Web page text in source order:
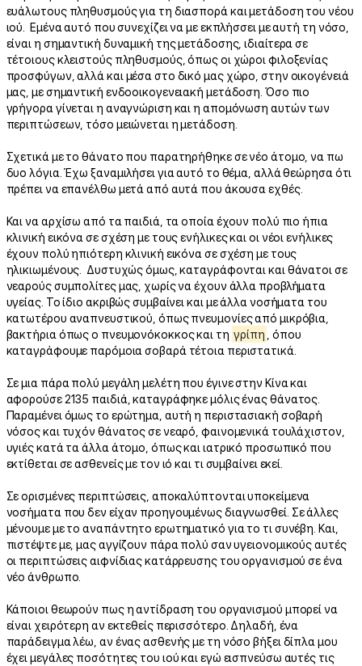
ευάλωτους πληθυσμούς για τη διασπορά και μετάδοση του νέου
ιού. Εμένα αυτό που συνεχίζει να με εκπλήσσει με αυτή τη νόσο,
είναι η σημαντική δυναμική της μετάδοσης, ιδιαίτερα σε
τέτοιους κλειστούς πληθυσμούς, όπως οι χώροι φιλοξενίας
προσφύγων, αλλά και μέσα στο δικό μας χώρο, στην οικογένειά
μας, με σημαντική ενδοοικογενειακή μετάδοση. Όσο πιο
γρήγορα γίνεται η αναγνώριση και η απομόνωση αυτών των
περιπτώσεων, τόσο μειώνεται η μετάδοση.
Σχετικά με το θάνατο που παρατηρήθηκε σε νέο άτομο, να πω
δυο λόγια. Έχω ξαναμιλήσει για αυτό το θέμα, αλλά θεώρησα ότι
πρέπει να επανέλθω μετά από αυτά που άκουσα εχθές.
Και να αρχίσω από τα παιδιά, τα οποία έχουν πολύ πιο ήπια
κλινική εικόνα σε σχέση με τους ενήλικες και οι νέοι ενήλικες
έχουν πολύ ηπιότερη κλινική εικόνα σε σχέση με τους
ηλικιωμένους. Δυστυχώς όμως, καταγράφονται και θάνατοι σε
νεαρούς συμπολίτες μας, χωρίς να έχουν άλλα προβλήματα
υγείας. Το ίδιο ακριβώς συμβαίνει και με άλλα νοσήματα του
κατωτέρου αναπνευστικού, όπως πνευμονίες από μικρόβια,
βακτήρια όπως ο πνευμονόκοκκος και τη γρίπη
, όπου
καταγράφουμε παρόμοια σοβαρά τέτοια περιστατικά.
Σε μια πάρα πολύ μεγάλη μελέτη που έγινε στην Κίνα και
αφορούσε 2135 παιδιά, καταγράφηκε μόλις ένας θάνατος.
Παραμένει όμως το ερώτημα, αυτή η περιστασιακή σοβαρή
νόσος και τυχόν θάνατος σε νεαρό, φαινομενικά τουλάχιστον,
υγιές κατά τα άλλα άτομο, όπως και ιατρικό προσωπικό που
εκτίθεται σε ασθενείς με τον ιό και τι συμβαίνει εκεί.
Σε ορισμένες περιπτώσεις, αποκαλύπτονται υποκείμενα
νοσήματα που δεν είχαν προηγουμένως διαγνωσθεί. Σε άλλες
μένουμε με το αναπάντητο ερωτηματικό για το τι συνέβη. Και,
πιστέψτε με, μας αγγίζουν πάρα πολύ σαν υγειονομικούς αυτές
οι περιπτώσεις αιφνίδιας κατάρρευσης του οργανισμού σε ένα
νέο άνθρωπο.
Κάποιοι θεωρούν πως η αντίδραση του οργανισμού μπορεί να
είναι χειρότερη αν εκτεθείς περισσότερο. Δηλαδή, ένα
παράδειγμα λέω, αν ένας ασθενής με τη νόσο βήξει δίπλα μου
έχει μεγάλες ποσότητες του ιού και εγώ εισπνεύσω αυτές τις